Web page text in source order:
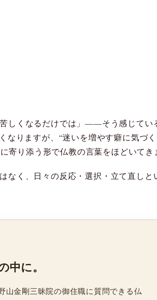
しくなるだけでは」——そう感じてい
りますが、“迷いを増やす癖に気づ
寄り添う形で仏教の言葉をほどいてき
なく、日々の反応・選択・立て直しと
中に。
山金剛三昧院の御住職に質問できる仏